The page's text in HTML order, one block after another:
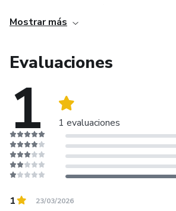
Mostrar más
Evaluaciones
1 1 evaluaciones
1 23/03/2026